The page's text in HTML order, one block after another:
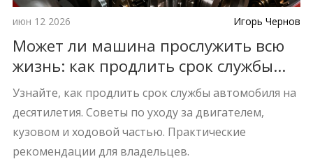
июн 12 2026 Игорь Чернов
Может ли машина прослужить всю
жизнь: как продлить срок службы
двигателя и кузова
Узнайте, как продлить срок службы автомобиля на
десятилетия. Советы по уходу за двигателем,
кузовом и ходовой частью. Практические
рекомендации для владельцев.